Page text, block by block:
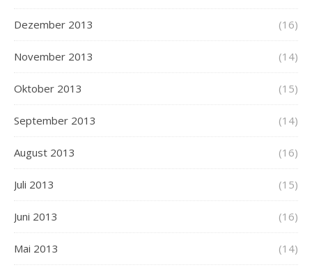
Dezember 2013 (16)
November 2013 (14)
Oktober 2013 (15)
September 2013 (14)
August 2013 (16)
Juli 2013 (15)
Juni 2013 (16)
Mai 2013 (14)